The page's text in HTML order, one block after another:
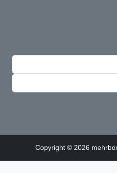
Copyright © 2026